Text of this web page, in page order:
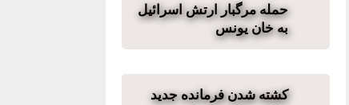
حمله مرگبار ارتش اسرائیل
به خان یونس
کشته شدن فرمانده جدید